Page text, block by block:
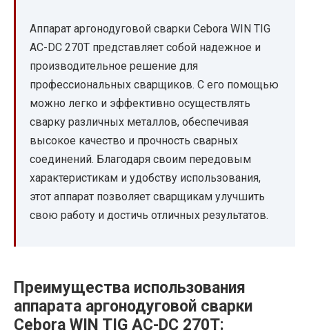
Аппарат аргонодуговой сварки Cebora WIN TIG
AC-DC 270T представляет собой надежное и
производительное решение для
профессиональных сварщиков. С его помощью
можно легко и эффективно осуществлять
сварку различных металлов, обеспечивая
высокое качество и прочность сварных
соединений. Благодаря своим передовым
характеристикам и удобству использования,
этот аппарат позволяет сварщикам улучшить
свою работу и достичь отличных результатов.
Преимущества использования
аппарата аргонодуговой сварки
Cebora WIN TIG AC-DC 270T: